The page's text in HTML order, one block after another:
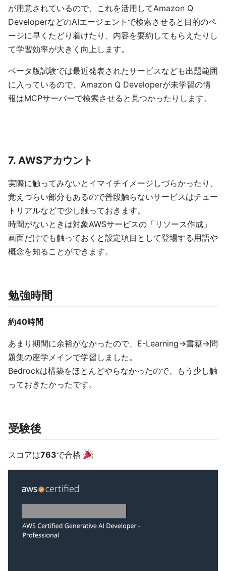
が用意されているので、これを活用してAmazon Q
DeveloperなどのAIエージェントで検索させると目的のペ
ージに早くたどり着けたり、内容を要約してもらえたりし
て学習効率が大きく向上します。
ベータ版試験では最近発表されたサービスなども出題範囲
に入っているので、Amazon Q Developerが未学習の情
報はMCPサーバーで検索させると見つかったりします。
7. AWSアカウント
実際に触ってみないとイマイチイメージしづらかったり、
覚えづらい部分もあるので普段触らないサービスはチュー
トリアルなどで少し触っておきます。
時間がないときは対象AWSサービスの「リソース作成」
画面だけでも触っておくと設定項目として登場する用語や
概念を知ることができます。
勉強時間
約40時間
あまり期間に余裕がなかったので、E-Learning→書籍→問
題集の座学メインで学習しました。
Bedrockは構築をほとんどやらなかったので、もう少し触
っておきたかったです。
受験後
スコアは763で合格